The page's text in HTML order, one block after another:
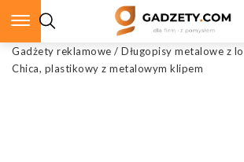
Gadżety reklamowe / Długopisy metalowe z
Chica, plastikowy z metalowym klipem